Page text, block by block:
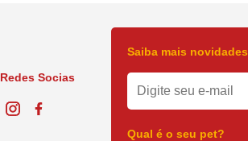
Redes Socias
Saiba mais novidades
Qual é o seu pet?